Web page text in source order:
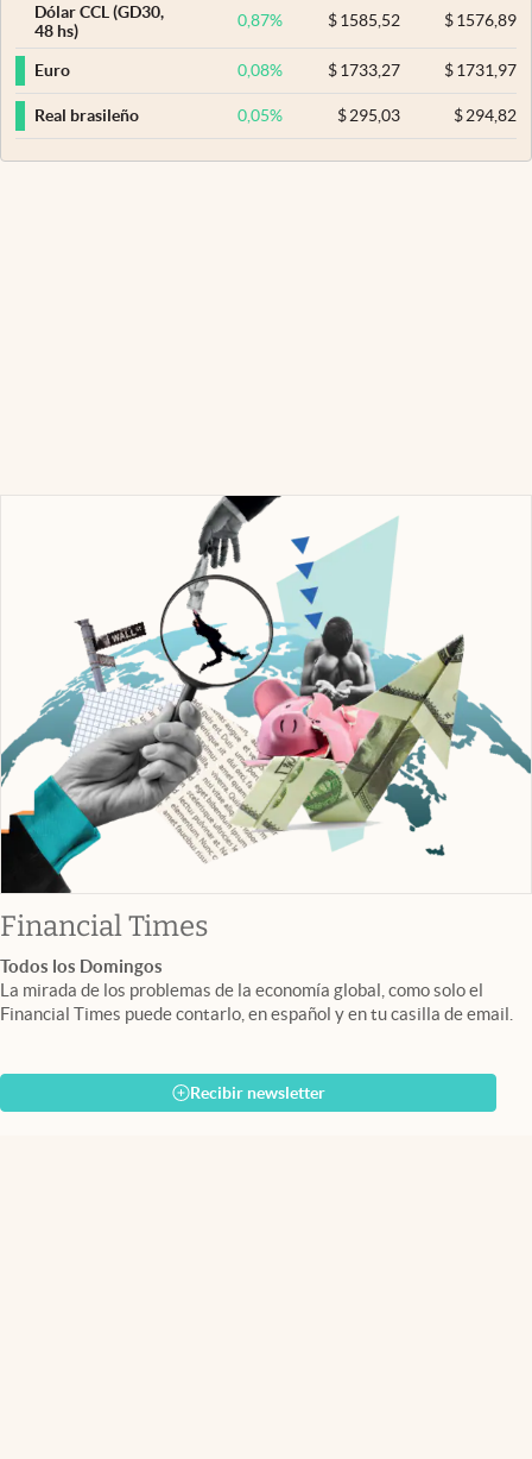
Dólar CCL (GD30,
48 hs)
0,87% $ 1585,52 $1576,89
Euro 0,08% $ 1733,27 $1731,97
Real brasileño 0,05% $ 295,03 $294,82
Financial Timesabre en nueva pestaña
Todos los Domingos
La mirada de los problemas de la economía global, como solo el
Financial Times puede contarlo, en español y en tu casilla de email.
Recibir newsletter